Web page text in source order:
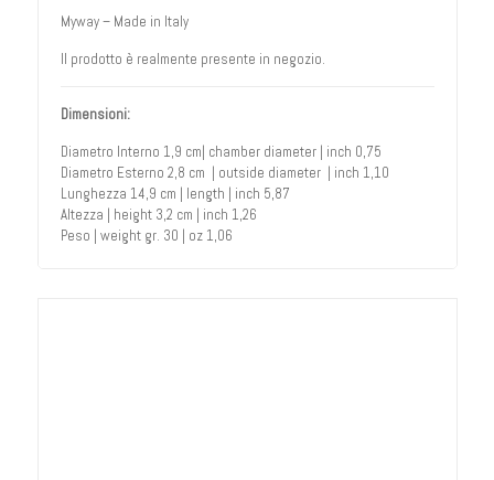
Myway – Made in Italy
Il prodotto è realmente presente in negozio.
Dimensioni:
Diametro Interno 1,9 cm| chamber diameter | inch 0,75
Diametro Esterno 2,8 cm | outside diameter | inch 1,10
Lunghezza 14,9 cm | length | inch 5,87
Altezza | height 3,2 cm | inch 1,26
Peso | weight gr. 30 | oz 1,06